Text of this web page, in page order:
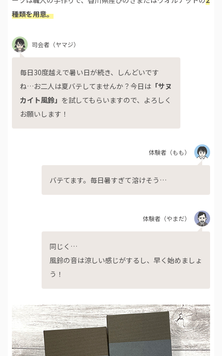
種類を用意。
司会者 （ヤマジ）
毎日30度越えで暑い日が続き、しんどいです
ね…お二人は夏バテしてませんか？今日は 「サヌ
カイト風鈴」 を試してもらいますので、よろしく
お願いします！
体験者 （もも）
バテてます。毎日暑すぎて溶けそう…
体験者 （やまだ）
同じく…
風鈴の音は涼しい感じがするし、早く始めましょ
う！